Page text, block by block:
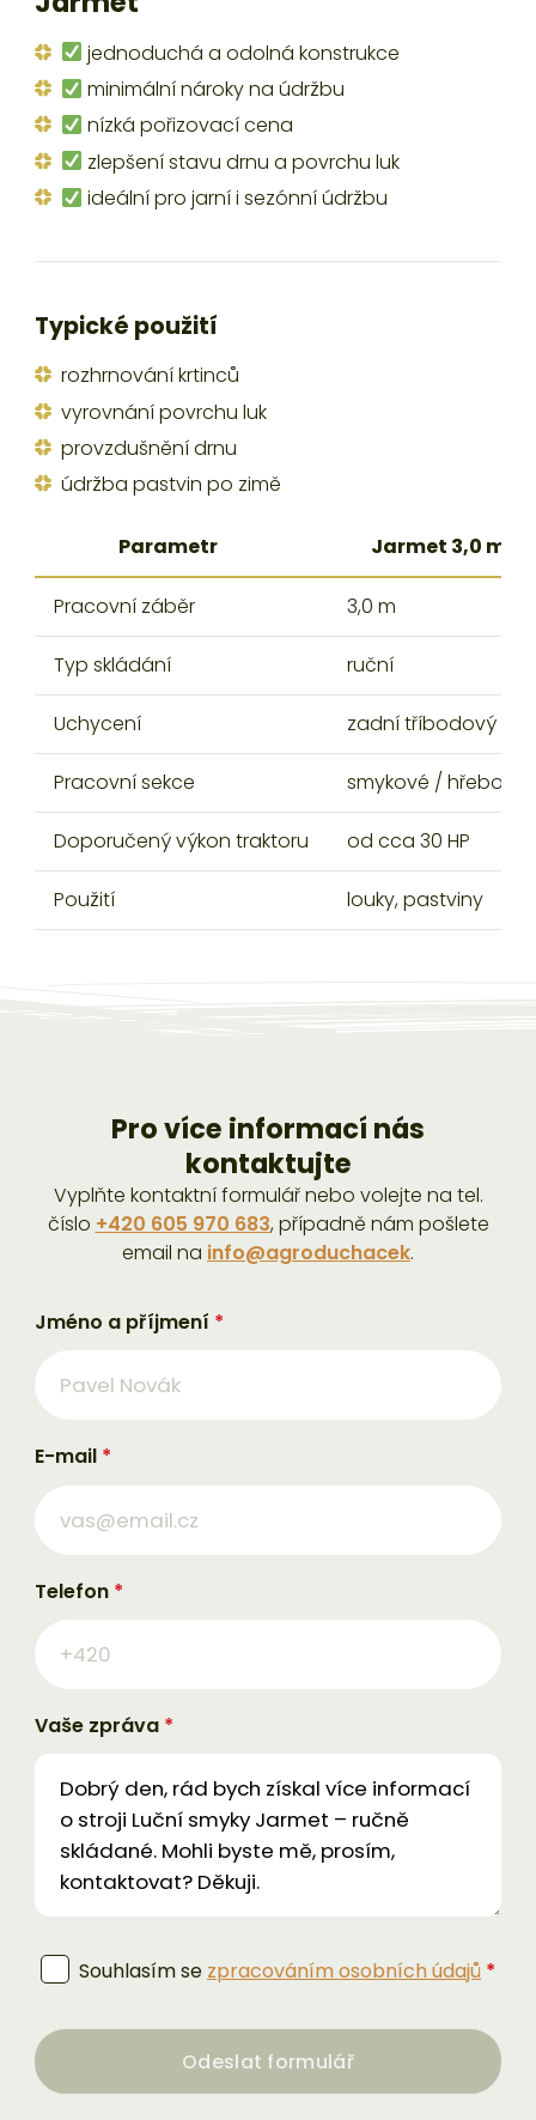
jednoduchá a odolná konstrukce
minimální nároky na údržbu
nízká pořizovací cena
zlepšení stavu drnu a povrchu luk
ideální pro jarní i sezónní údržbu
Typické použití
rozhrnování krtinců
vyrovnání povrchu luk
provzdušnění drnu
údržba pastvin po zimě
Parametr Jarmet 3,0 m
Pracovní záběr 3,0 m
Typ skládání ruční
Uchycení zadní tříbodový
Pracovní sekce smykové / hřebové
Doporučený výkon traktoru od cca 30 HP
Použití louky, pastviny
Pro více informací nás
kontaktujte
Vyplňte kontaktní formulář nebo volejte na tel.
číslo +420 605 970 683, případně nám pošlete
email na info@agroduchacek.
Jméno a příjmení *
E-mail *
Telefon *
Vaše zpráva *
Souhlasím se zpracováním osobních údajů *
Odeslat formulář